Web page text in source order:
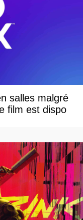
salles malgré
film est dispo